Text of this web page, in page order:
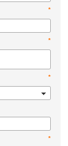
*
*
*
*